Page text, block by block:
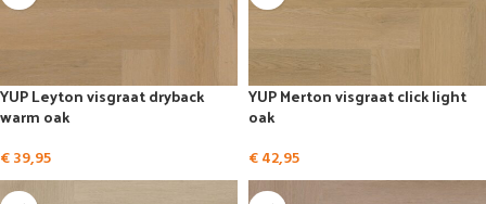
YUP Leyton visgraat dryback
warm oak
€39,95
YUP Merton visgraat click light
oak
€42,95